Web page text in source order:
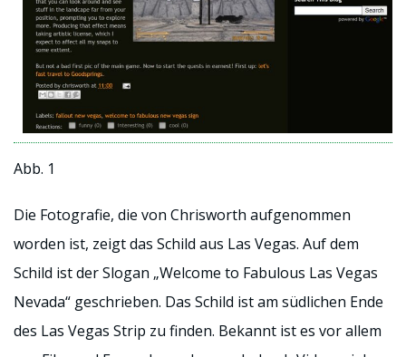
Abb. 1
Die Fotografie, die von Chrisworth aufgenommen
worden ist, zeigt das Schild aus Las Vegas. Auf dem
Schild ist der Slogan „Welcome to Fabulous Las Vegas
Nevada“ geschrieben. Das Schild ist am südlichen Ende
des Las Vegas Strip zu finden. Bekannt ist es vor allem